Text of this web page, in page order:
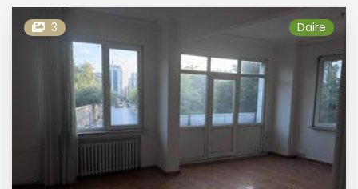
3 Daire